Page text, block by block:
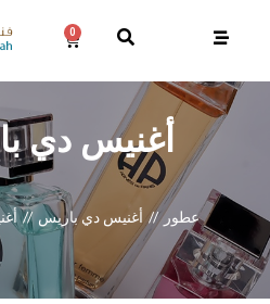
0
أغنيس دي
عطور أغنيس دي باريس